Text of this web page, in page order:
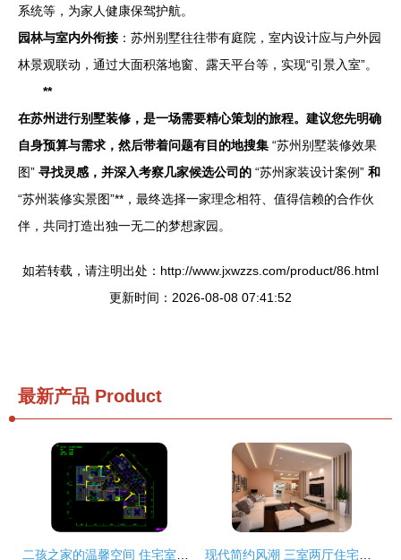
系统等，为家人健康保驾护航。
园林与室内外衔接 ：苏州别墅往往带有庭院，室内设计应与户外园
林景观联动，通过大面积落地窗、露天平台等，实现“引景入室”。
**
在苏州进行别墅装修，是一场需要精心策划的旅程。建议您先明确
自身预算与需求，然后带着问题有目的地搜集 “苏州别墅装修效果
图” 寻找灵感，并深入考察几家候选公司的 “苏州家装设计案例” 和
“苏州装修实景图”**，最终选择一家理念相符、值得信赖的合作伙
伴，共同打造出独一无二的梦想家园。
如若转载，请注明出处：http://www.jxwzzs.com/product/86.html
更新时间：2026-08-08 07:41:52
最新产品 Product